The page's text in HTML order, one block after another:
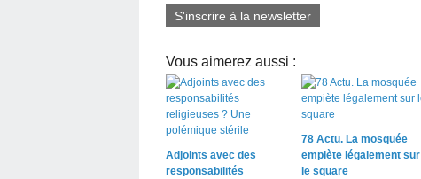
S'inscrire à la newsletter
Vous aimerez aussi :
Adjoints avec des
responsabilités
78 Actu. La mosquée
empiète légalement sur
le square